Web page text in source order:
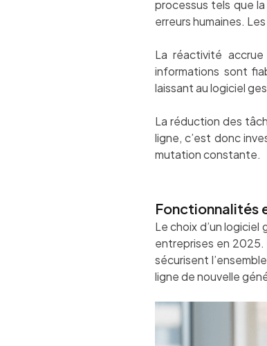
processus tels que
erreurs humaines.
La réactivité
informations sont
laissant au logiciel
La réduction des
ligne, c’est donc
mutation constante.
Fonctionnalités
Le choix d’un
entreprises en 2025.
sécurisent
ligne de nouvelle